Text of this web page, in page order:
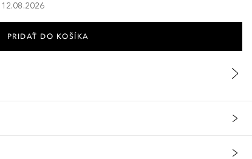
PRIDAŤ DO KOŠÍKA